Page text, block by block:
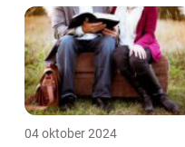
04 oktober 2024